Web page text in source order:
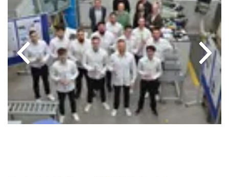
Previous Next